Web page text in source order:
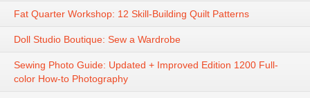
Fat Quarter Workshop: 12 Skill-Building Quilt Patterns
Doll Studio Boutique: Sew a Wardrobe
Sewing Photo Guide: Updated + Improved Edition 1200 Full-
color How-to Photography